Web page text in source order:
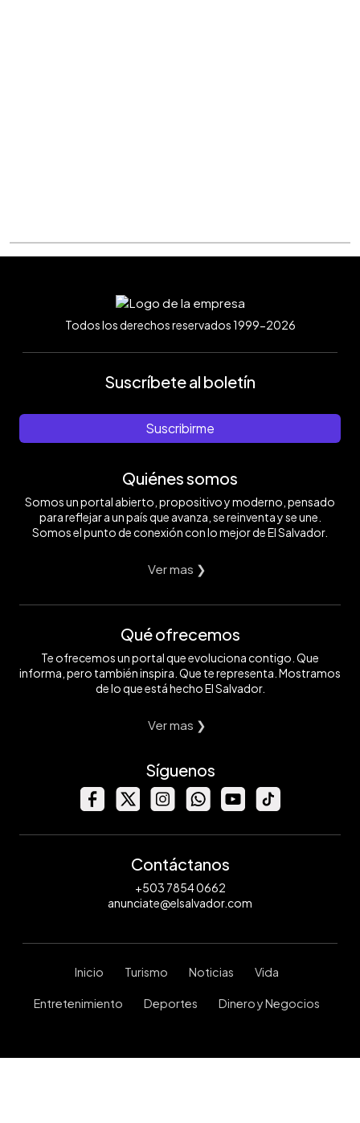
Todos los derechos reservados 1999-2026
Suscríbete al boletín
Suscribirme
Quiénes somos
Somos un portal abierto, propositivo y moderno, pensado
para reflejar a un país que avanza, se reinventa y se une.
Somos el punto de conexión con lo mejor de El Salvador.
Ver mas ❯
Qué ofrecemos
Te ofrecemos un portal que evoluciona contigo. Que
informa, pero también inspira. Que te representa. Mostramos
de lo que está hecho El Salvador.
Ver mas ❯
Síguenos
Contáctanos
+503 7854 0662
anunciate@elsalvador.com
Inicio Turismo Noticias Vida
Entretenimiento Deportes Dinero y Negocios